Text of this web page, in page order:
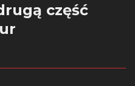
część